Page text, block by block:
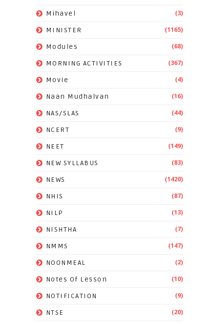
Mihavel (3)
MINISTER (1165)
Modules (68)
MORNING ACTIVITIES (367)
Movie (4)
Naan Mudhalvan (16)
NAS/SLAS (44)
NCERT (9)
NEET (149)
NEW SYLLABUS (83)
NEWS (1420)
NHIS (87)
NILP (13)
NISHTHA (7)
NMMS (147)
NOONMEAL (2)
Notes Of Lesson (10)
NOTIFICATION (9)
NTSE (20)